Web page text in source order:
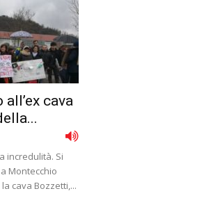
cava
incredulità. Si
Montecchio
cava Bozzetti,...